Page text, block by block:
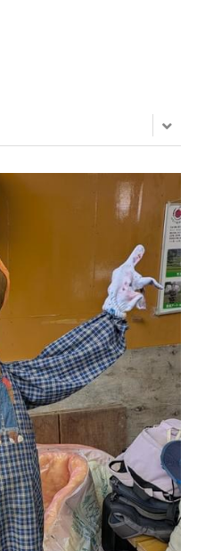
調査力アップ入門講
主主義」の根っこを
を学びながら知里真
先住民の言語と文化
国主義
か？